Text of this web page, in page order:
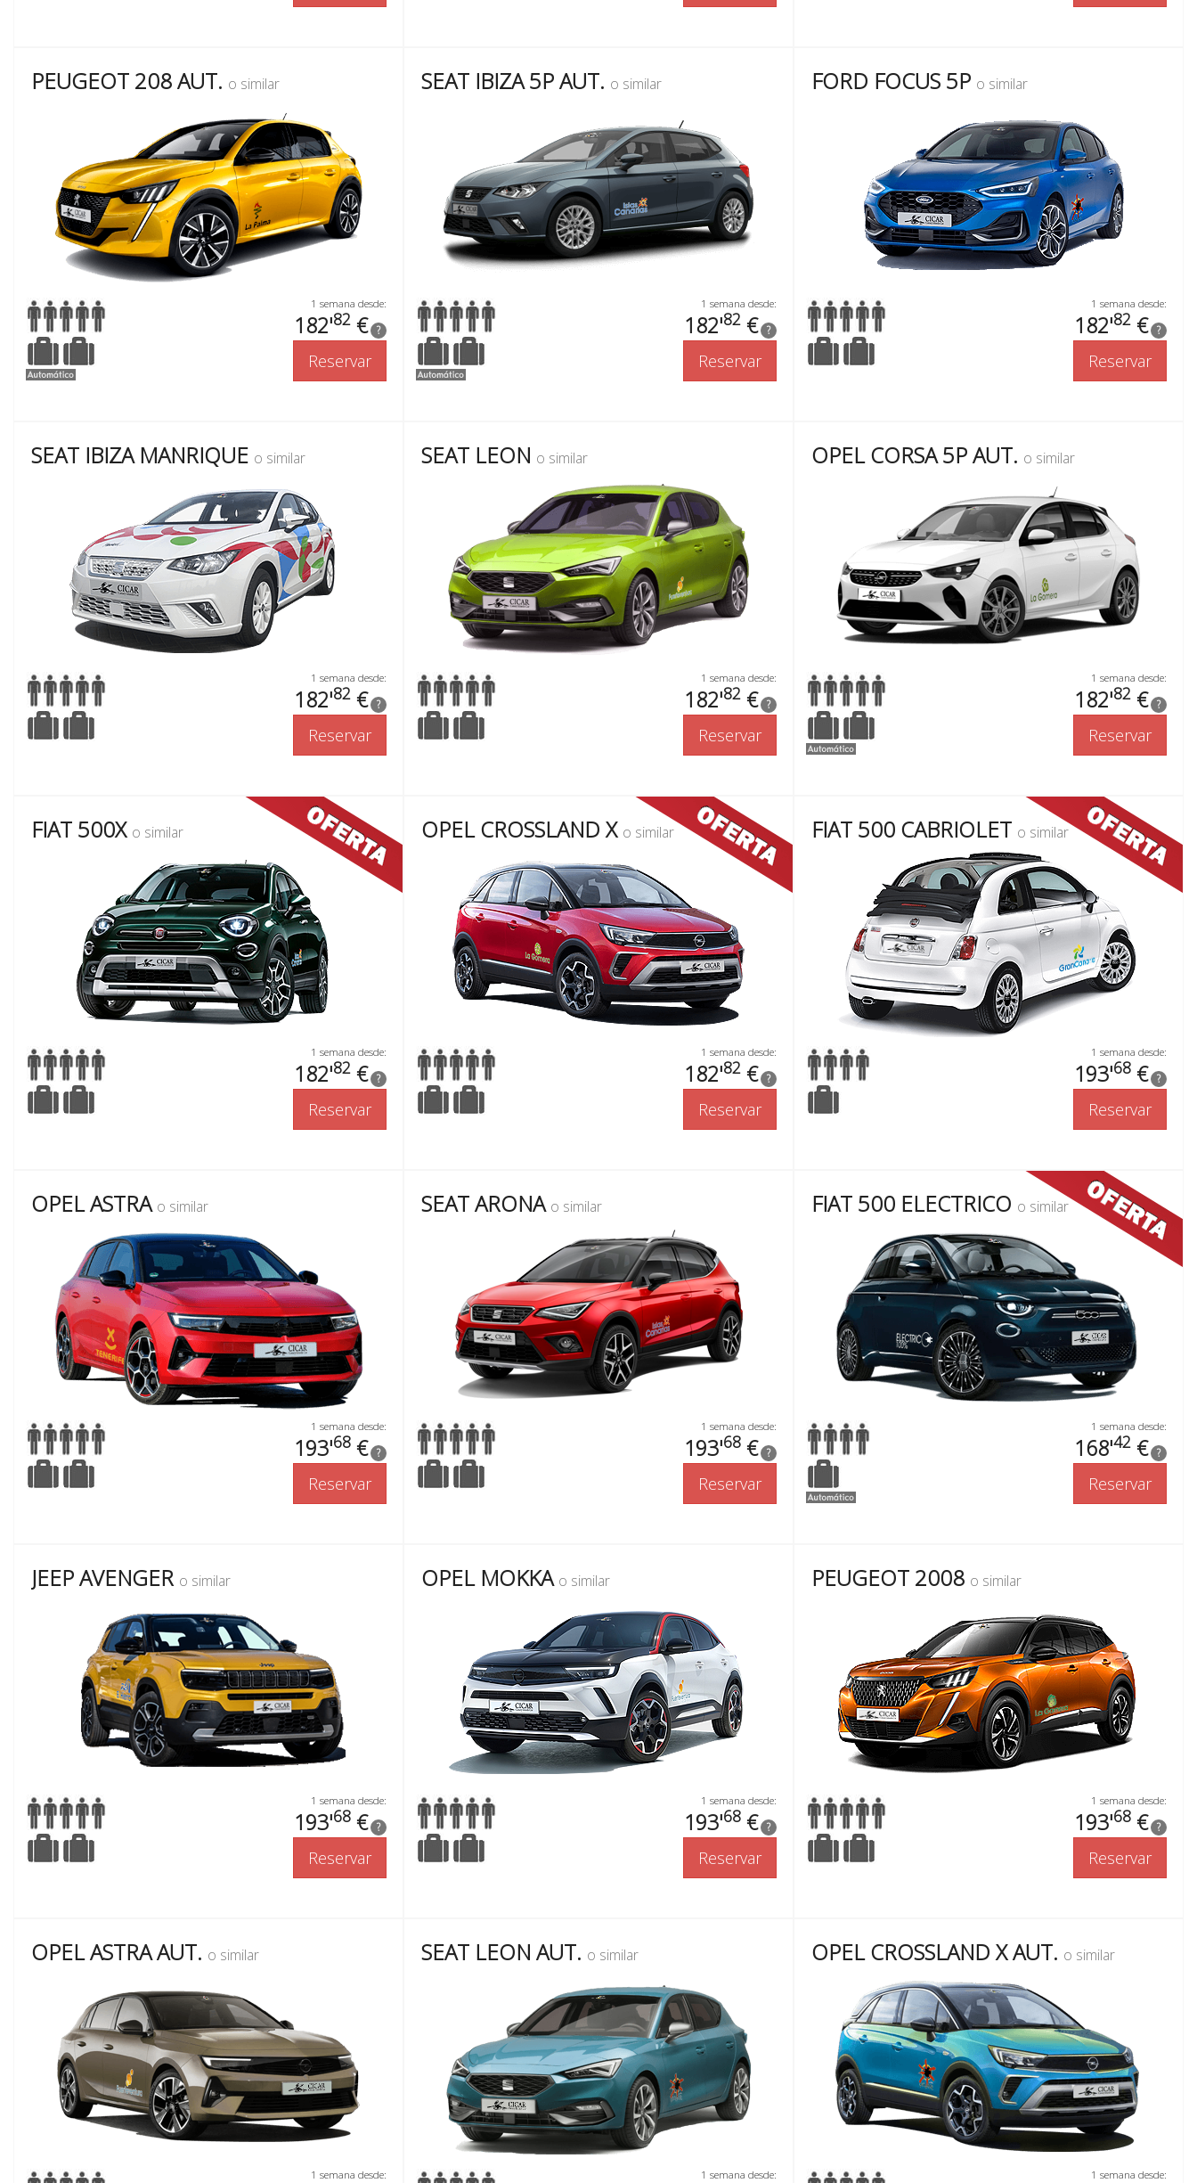
PEUGEOT 208 AUT. o similar
1 semana desde:
182'82 € ?
Reservar
SEAT IBIZA 5P AUT. o similar
1 semana desde:
182'82 € ?
Reservar
FORD FOCUS 5P o similar
1 semana desde:
182'82 € ?
Reservar
SEAT IBIZA MANRIQUE o similar
1 semana desde:
182'82 € ?
Reservar
SEAT LEON o similar
1 semana desde:
182'82 € ?
Reservar
OPEL CORSA 5P AUT. o similar
1 semana desde:
182'82 € ?
Reservar
FIAT 500X o similar
1 semana desde:
182'82 € ?
Reservar
OPEL CROSSLAND X o similar
1 semana desde:
182'82 € ?
Reservar
FIAT 500 CABRIOLET o similar
1 semana desde:
193'68 € ?
Reservar
OPEL ASTRA o similar
1 semana desde:
193'68 € ?
Reservar
SEAT ARONA o similar
1 semana desde:
193'68 € ?
Reservar
FIAT 500 ELECTRICO o similar
1 semana desde:
168'42 € ?
Reservar
JEEP AVENGER o similar
1 semana desde:
193'68 € ?
Reservar
OPEL MOKKA o similar
1 semana desde:
193'68 € ?
Reservar
PEUGEOT 2008 o similar
1 semana desde:
193'68 € ?
Reservar
OPEL ASTRA AUT. o similar
1 semana desde:
SEAT LEON AUT. o similar
1 semana desde:
OPEL CROSSLAND X AUT. o similar
1 semana desde: